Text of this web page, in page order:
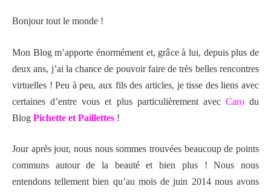
Bonjour tout le monde !
Mon Blog m’apporte énormément et, grâce à lui, depuis plus de
deux ans, j’ai la chance de pouvoir faire de très belles rencontres
virtuelles ! Peu à peu, aux fils des articles, je tisse des liens avec
certaines d’entre vous et plus particulièrement avec Caro du
Blog Pichette et Paillettes !
Jour après jour, nous nous sommes trouvées beaucoup de points
communs autour de la beauté et bien plus ! Nous nous
entendons tellement bien qu’au mois de juin 2014 nous avons